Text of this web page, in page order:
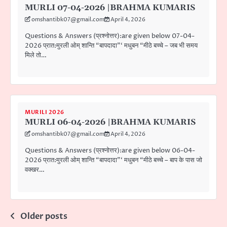
MURLI 07-04-2026 |BRAHMA KUMARIS
omshantibk07@gmail.com April 4, 2026
Questions & Answers (प्रश्नोत्तर):are given below 07-04-
2026 प्रात:मुरली ओम् शान्ति “बापदादा”‘ मधुबन “मीठे बच्चे – जब भी समय
मिले तो…
MURILI 2026
MURLI 06-04-2026 |BRAHMA KUMARIS
omshantibk07@gmail.com April 4, 2026
Questions & Answers (प्रश्नोत्तर):are given below 06-04-
2026 प्रात:मुरली ओम् शान्ति “बापदादा”‘ मधुबन “मीठे बच्चे – बाप के पास जो
वक्खर…
Posts
Older posts